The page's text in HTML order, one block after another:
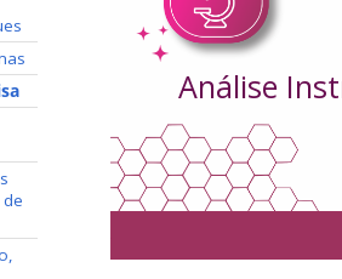
Análise